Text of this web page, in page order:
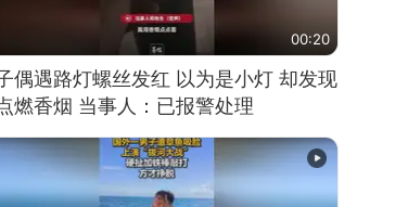
00:20
偶遇路灯螺丝发红 以为是小灯 却发现
燃香烟 当事人：已报警处理